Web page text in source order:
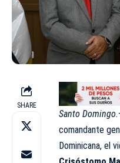
SHARE
Santo Domingo.
comandante
Dominicana, el